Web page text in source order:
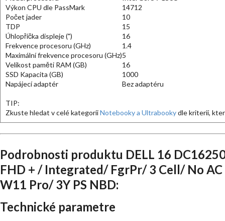
Výkon CPU dle PassMark
14712
Počet jader
10
TDP
15
Úhlopříčka displeje (")
16
Frekvence procesoru (GHz)
1.4
Maximální frekvence procesoru (GHz)5
Velikost paměti RAM (GB)
16
SSD Kapacita (GB)
1000
Napájecí adaptér
Bez adaptéru
TIP:
Zkuste hledat v celé kategoriiNotebooky a Ultrabookydle kriterií,
Podrobnosti produktu DELL 16
FHD + / Integrated/ FgrPr/ 3 Cell/ No
W11 Pro/ 3Y PS NBD:
Technické parametre